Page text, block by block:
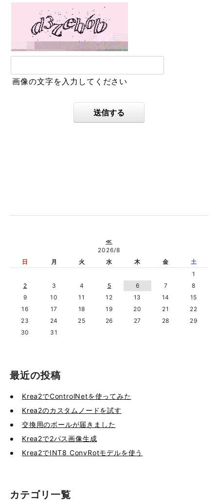
画像の文字を入力してください
送信する
≪
2026/8
日
月 火 水 木 金
土
1
2
3 4 5 6 7
8
9
10 11 12 13 14
15
16
17 18 19 20 21
22
23
24 25 26 27 28
29
30
31
最近の投稿
Krea2でControlNetを使ってみた
Krea2のカスタムノードを試す
交換用のボールが届きました
Krea2で2パス画像生成
Krea2でINT8 ConvRotモデルを使う
カテゴリ一覧